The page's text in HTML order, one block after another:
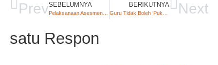
PrevSEBELUMNYA BERIKUTNYA Next
satu Respon